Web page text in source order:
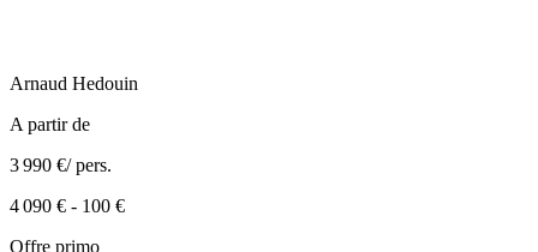
Arnaud Hedouin
A partir de
3 990 €/ pers.
4 090 € - 100 €
Offre primo